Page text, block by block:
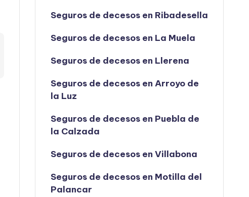
Seguros de decesos en Ribadesella
Seguros de decesos en La Muela
Seguros de decesos en Llerena
Seguros de decesos en Arroyo de
la Luz
Seguros de decesos en Puebla de
la Calzada
Seguros de decesos en Villabona
Seguros de decesos en Motilla del
Palancar